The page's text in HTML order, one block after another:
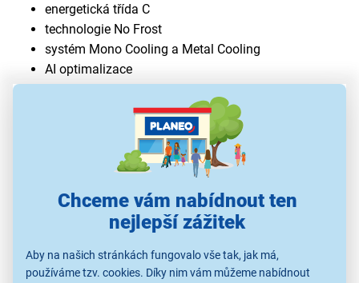
Chceme vám nabídnout ten
nejlepší zážitek
Aby na našich stránkách fungovalo vše tak, jak má,
používáme tzv. cookies. Díky nim vám můžeme nabídnout
energetická třída C
technologie No Frost
systém Mono Cooling a Metal Cooling
AI optimalizace
Wi-Fi připojení
přihrádka Humidity Fresh+ a Optimal Fresh+